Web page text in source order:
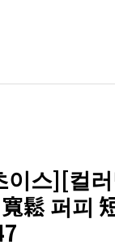
스][컬
鬆 퍼피